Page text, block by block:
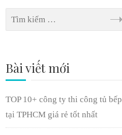
Bài viết mới
TOP 10+ công ty thi công tủ bếp
tại TPHCM giá rẻ tốt nhất